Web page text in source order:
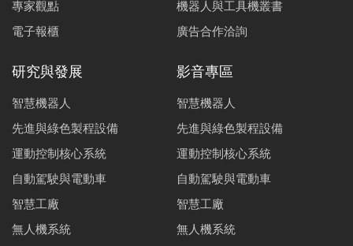
楊竣翔
翁英哲
楊竣翔
石墨烯熱管於電動車電池熱管理系統應用
何亞奇
吳采亮 胡恩蘭
應用於塑膠回收料之綠色製造智慧射出機發展介紹
劉永隆
資源回收
專家觀點
電子報櫃
機器人與工具機叢書
廣告合作洽詢
研究與發展
智慧機器人
先進與綠色製程設備
運動控制核心系統
自動駕駛與電動車
智慧工廠
無人機系統
影音專區
智慧機器人
先進與綠色製程設備
運動控制核心系統
自動駕駛與電動車
智慧工廠
無人機系統